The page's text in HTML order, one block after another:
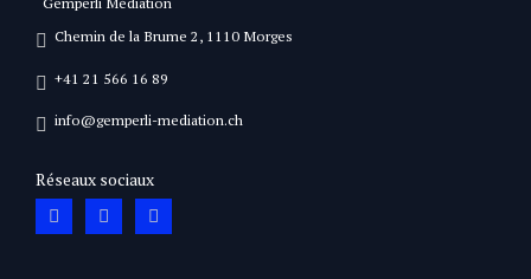
Chemin de la Brume 2, 1110 Morges
+41 21 566 16 89
info@gemperli-mediation.ch
Réseaux sociaux